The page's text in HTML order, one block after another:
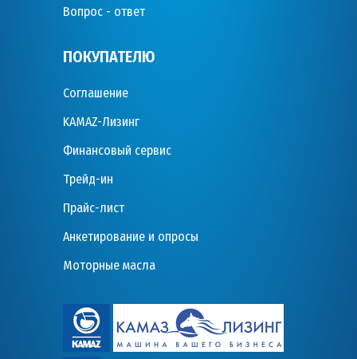
Вопрос - ответ
ПОКУПАТЕЛЮ
Соглашение
KAMAZ-Лизинг
Финансовый сервис
Трейд-ин
Прайс-лист
Анкетирование и опросы
Моторные масла